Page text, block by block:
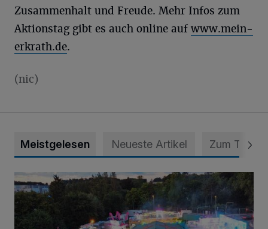
Zusammenhalt und Freude. Mehr Infos zum
Aktionstag gibt es auch online auf www.mein-
erkrath.de.
(nic)
Meistgelesen Neueste Artikel Zum Thema
Vier Tage mit vollem Programm